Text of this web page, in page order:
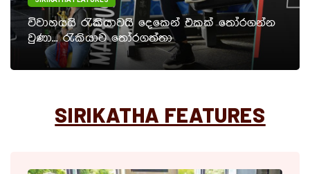
විවාහයයි රැකියාවයි දෙකෙන් එකක් තෝරගන්න
වුණා... රැකියාව තෝරගත්තා
SIRIKATHA FEATURES